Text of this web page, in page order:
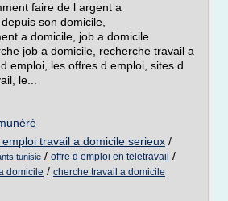
faire de l argent a
son domicile,
a domicile, job a domicile
job a domicile, recherche travail a
emploi, les offres d emploi, sites d
le...
travail a domicile serieux /
tunisie / offre d emploi en teletravail /
domicile / cherche travail a domicile